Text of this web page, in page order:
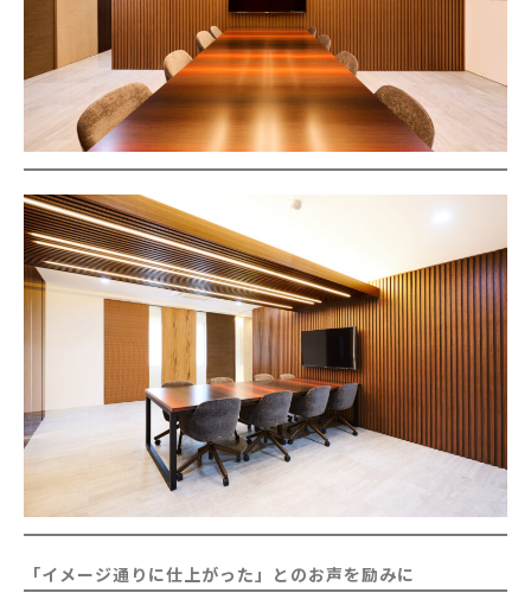
「イメージ通りに仕上がった」とのお声を励みに